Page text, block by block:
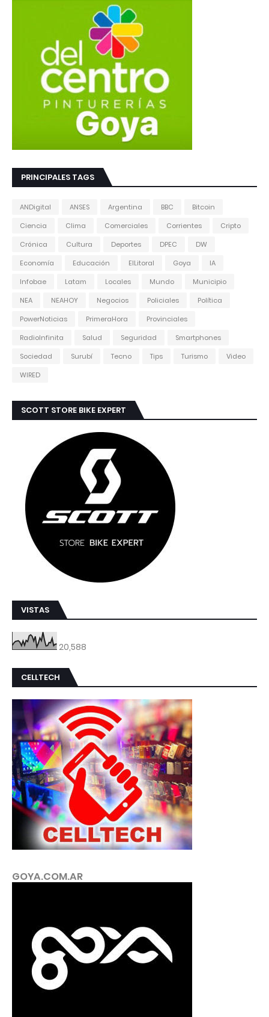
PRINCIPALES TAGS
ANDigital ANSES Argentina BBC
Bitcoin
Ciencia
Clima Comerciales Corrientes
Cripto
Crónica
Cultura Deportes DPEC
DW
Economía
Educación ElLitoral Goya
IA
Infobae
Latam Locales Mundo
Municipio
NEA
NEAHOY Negocios Policiales
Política
PowerNoticias
PrimeraHora
Provinciales
RadioInfinita
Salud Seguridad
Smartphones
Sociedad
Surubí Tecno Tips Turismo
Video
WIRED
SCOTT STORE BIKE EXPERT
VISTAS
20,588
CELLTECH
GOYA.COM.AR